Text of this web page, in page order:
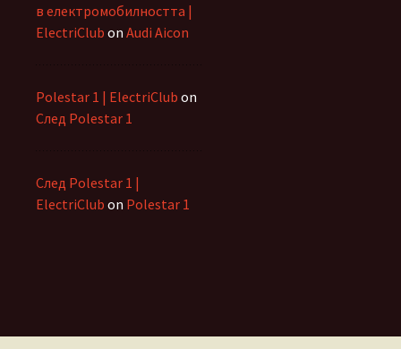
в електромобилността |
ElectriClub on Audi Aicon
Polestar 1 | ElectriClub on
След Polestar 1
След Polestar 1 |
ElectriClub on Polestar 1